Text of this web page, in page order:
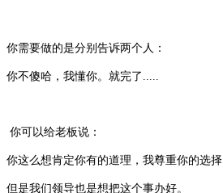
你需要做的是分别告诉两个人：
你不傻哈，我懂你。就完了.....
你可以给老板说：
你这么想肯定你有的道理，我尊重你的选择
但是我们领导也是想把这个事办好。